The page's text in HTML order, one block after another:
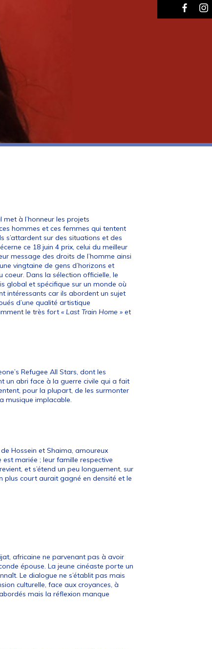
à l’honneur les projets
hommes et ces femmes qui tentent
s’attardent sur des situations et des
ce 18 juin 4 prix, celui du meilleur
message des droits de l’homme ainsi
vingtaine de gens d’horizons et
Dans la sélection officielle, le
global et spécifique sur un monde où
intéressants car ils abordent un sujet
d’une qualité artistique
le très fort« Last Train Home » et
Refugee All Stars, dont les
un abri face à la guerre civile qui a fait
pour la plupart, de les surmonter
musique implacable.
Hossein et Shaima, amoureux
mariée ; leur famille respective
et s’étend un peu longuement, sur
plus court aurait gagné en densité et le
africaine ne parvenant pas à avoir
épouse. La jeune cinéaste porte un
Le dialogue ne s’établit pas mais
culturelle, face aux croyances, à
mais la réflexion manque